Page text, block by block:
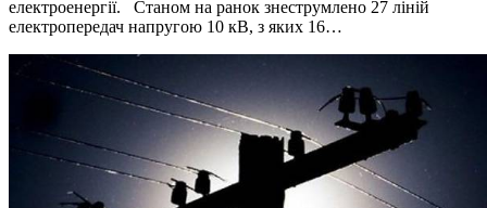
електроенергії. Станом на ранок знеструмлено 27 ліній
електропередач напругою 10 кВ, з яких 16…